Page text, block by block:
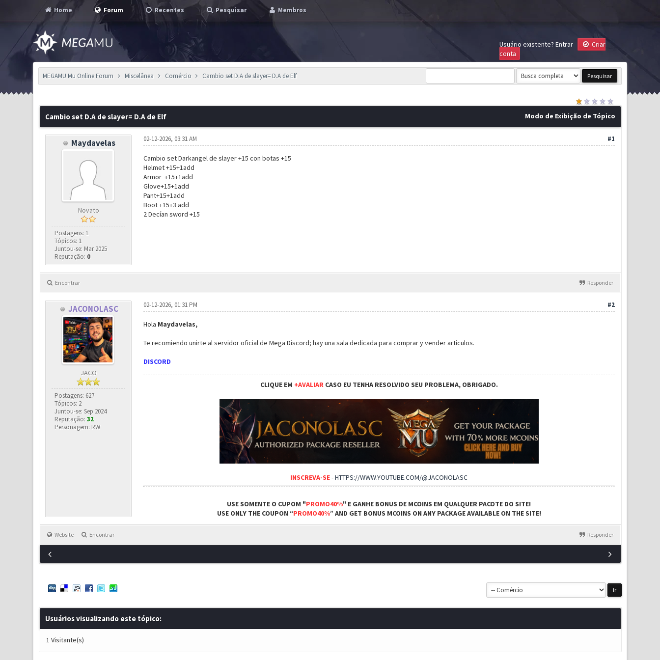
Home Forum Recentes Pesquisar Membros
Usuário existente? Entrar
Criar
conta
MEGAMU Mu Online Forum Miscelânea Comércio Cambio set D.A de slayer= D.A de Elf
Modo de Exibição de Tópico
Cambio set D.A de slayer= D.A de Elf
Maydavelas
Novato
Postagens: 1
Tópicos: 1
Juntou-se: Mar 2025
Reputação: 0
#1
02-12-2026, 03:31 AM
Cambio set Darkangel de slayer +15 con botas +15
Helmet +15+1add
Armor +15+1add
Glove+15+1add
Pant+15+1add
Boot +15+3 add
2 Decían sword +15
Encontrar Responder
JACONOLASC
JACO
Postagens: 627
Tópicos: 2
Juntou-se: Sep 2024
Reputação:32
Personagem: RW
#2
02-12-2026, 01:31 PM
Hola Maydavelas,
Te recomiendo unirte al servidor oficial de Mega Discord; hay una sala dedicada para comprar y vender artículos.
DISCORD
CLIQUE EM +AVALIARCASO EU TENHA RESOLVIDO SEU PROBLEMA, OBRIGADO.
INSCREVA-SE-HTTPS://WWW.YOUTUBE.COM/@JACONOLASC
USE SOMENTE O CUPOM "PROMO40%" E GANHE BONUS DE MCOINS EM QUALQUER PACOTE DO SITE!
USE ONLY THE COUPON “PROMO40%” AND GET BONUS MCOINS ON ANY PACKAGE AVAILABLE ON THE SITE!
Website Encontrar Responder
Usuários visualizando este tópico:
1 Visitante(s)